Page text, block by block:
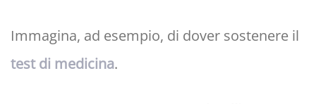
Immagina, ad esempio, di dover sostenere il
test di medicina.